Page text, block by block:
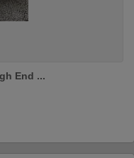
End ...